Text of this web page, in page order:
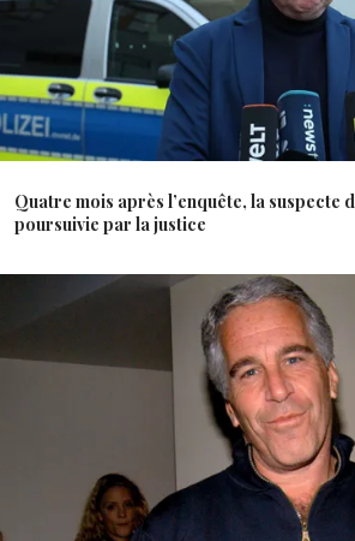
Quatre mois après l’enquête, la suspecte
poursuivie par la justice